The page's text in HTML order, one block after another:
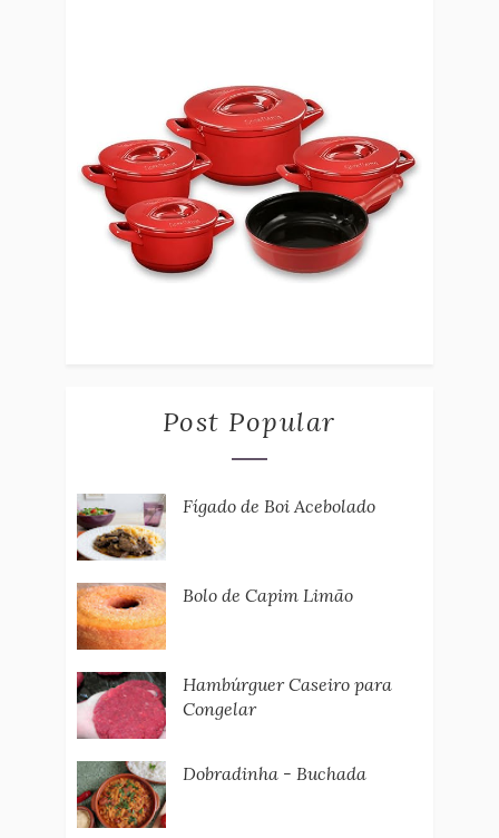
Post Popular
Fígado de Boi Acebolado
Bolo de Capim Limão
Hambúrguer Caseiro para
Congelar
Dobradinha - Buchada